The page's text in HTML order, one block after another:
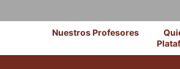
Nuestros Profesores